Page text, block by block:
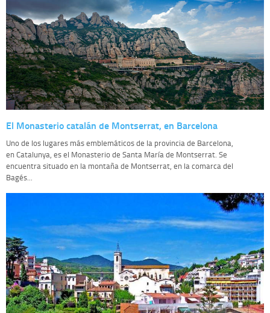
El Monasterio catalán de Montserrat, en Barcelona
Uno de los lugares más emblemáticos de la provincia de Barcelona,
en Catalunya, es el Monasterio de Santa María de Montserrat. Se
encuentra situado en la montaña de Montserrat, en la comarca del
Bagés...